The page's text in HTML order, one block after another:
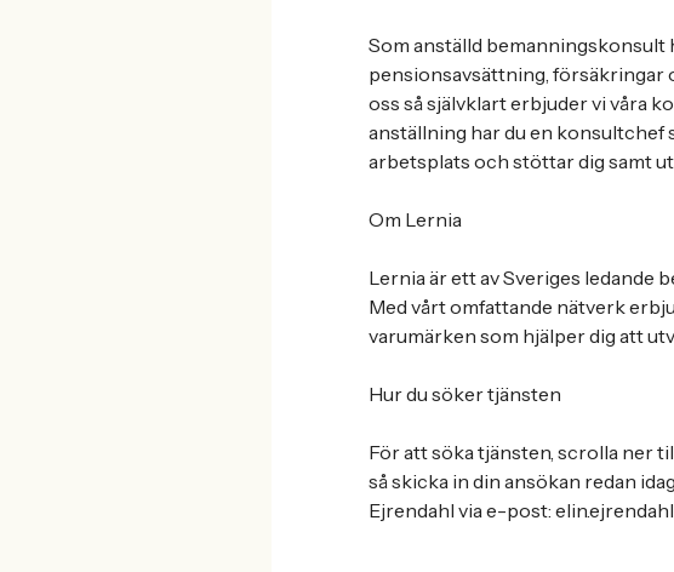
Som anställd bemanningskonsult
pensionsavsättning, försäkringar
oss så självklart erbjuder vi våra
anställning har du en konsultchef
arbetsplats och stöttar dig samt
Om Lernia
Lernia är ett av Sveriges
Med vårt omfattande nätverk
varumärken som hjälper dig att
Hur du söker tjänsten
För att söka tjänsten, scrolla ner
så skicka in din ansökan redan
Ejrendahl via e-post: